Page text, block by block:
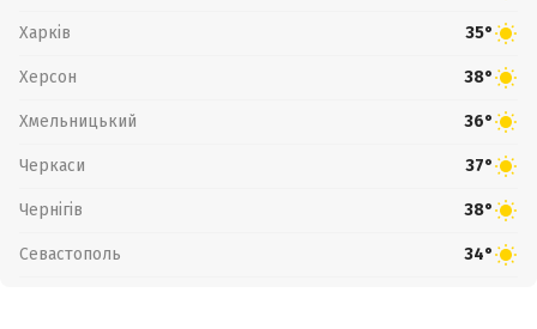
Харків 35°
Херсон 38°
Хмельницький 36°
Черкаси 37°
Чернігів 38°
Севастополь 34°